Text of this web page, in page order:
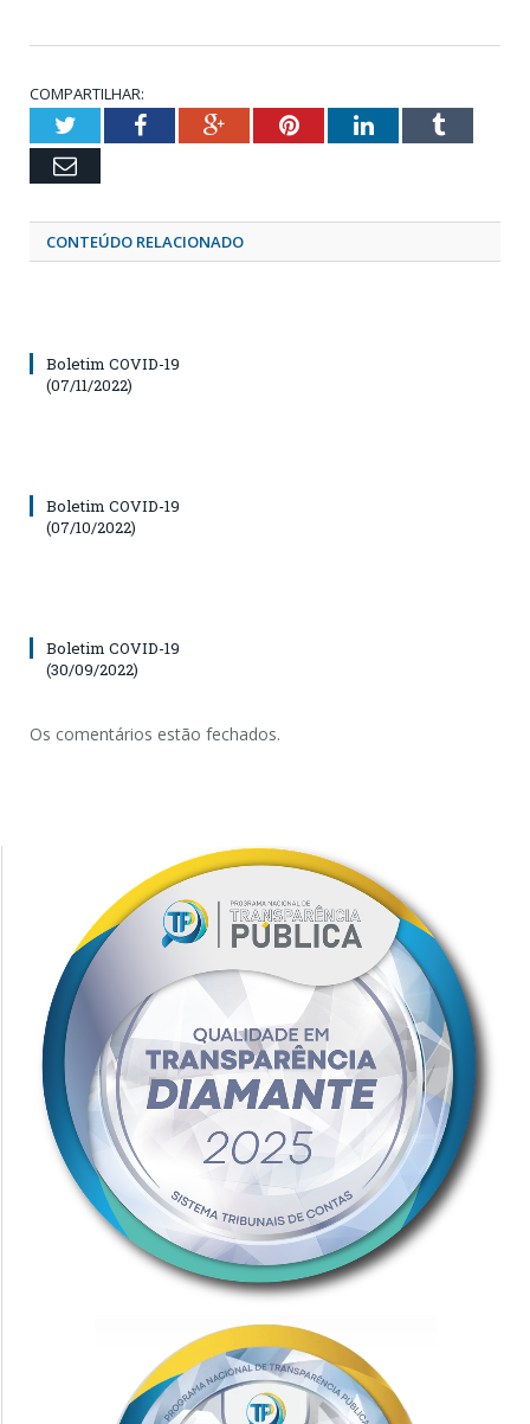
COMPARTILHAR:
TwitterFacebookGoogle+PinterestLinkedInTumblr
Email
CONTEÚDO RELACIONADO
Boletim COVID-19
(07/11/2022)
Boletim COVID-19
(07/10/2022)
Boletim COVID-19
(30/09/2022)
Os comentários estão fechados.